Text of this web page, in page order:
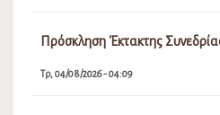
Πρόσκληση Έκτακτης
Τρ, 04/08/2026 - 04:09